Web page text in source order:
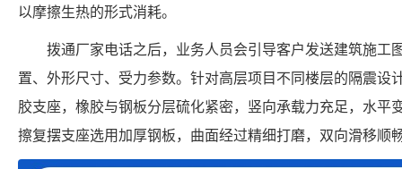
以摩擦生热的形式消耗。
拨通厂家电话之后，业务人员会引导客户发送建筑施工
置、外形尺寸、受力参数。针对高层项目不同楼层的隔震设
胶支座，橡胶与钢板分层硫化紧密，竖向承载力充足，水平
擦复摆支座选用加厚钢板，曲面经过精细打磨，双向滑移顺